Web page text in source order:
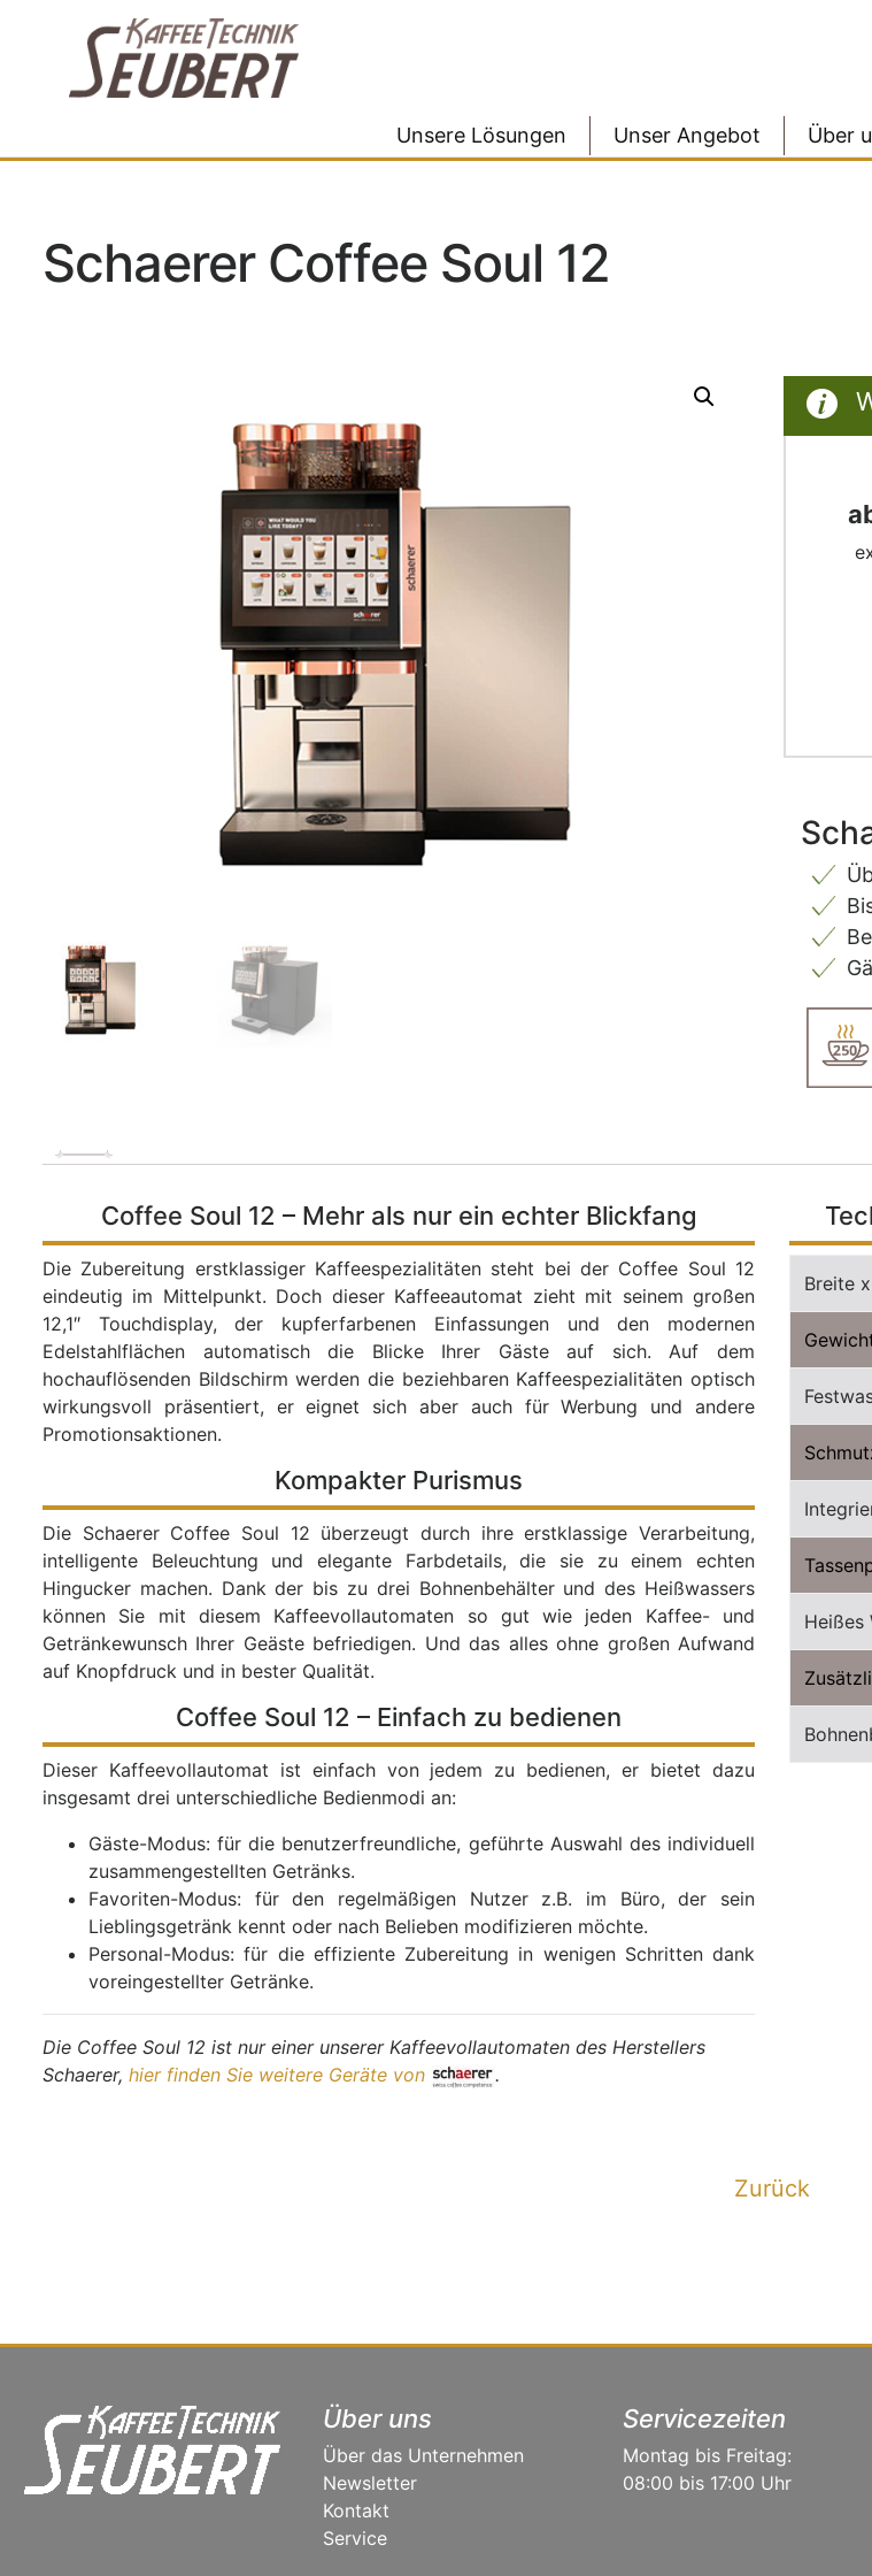
Unsere Lösungen Unser Angebot Über
Schaerer Coffee Soul 12
Coffee Soul 12 – Mehr als nur ein echter Blickfang
Die Zubereitung erstklassiger Kaffeespezialitäten steht bei der Coffee Soul 12
eindeutig im Mittelpunkt. Doch dieser Kaffeeautomat zieht mit seinem großen
12,1″ Touchdisplay, der kupferfarbenen Einfassungen und den modernen
Edelstahlflächen automatisch die Blicke Ihrer Gäste auf sich. Auf dem
hochauflösenden Bildschirm werden die beziehbaren Kaffeespezialitäten optisch
wirkungsvoll präsentiert, er eignet sich aber auch für Werbung und andere
Promotionsaktionen.
Kompakter Purismus
Die Schaerer Coffee Soul 12 überzeugt durch ihre erstklassige Verarbeitung,
intelligente Beleuchtung und elegante Farbdetails, die sie zu einem echten
Hingucker machen. Dank der bis zu drei Bohnenbehälter und des Heißwassers
können Sie mit diesem Kaffeevollautomaten so gut wie jeden Kaffee- und
Getränkewunsch Ihrer Geäste befriedigen. Und das alles ohne großen Aufwand
auf Knopfdruck und in bester Qualität.
Coffee Soul 12 – Einfach zu bedienen
Dieser Kaffeevollautomat ist einfach von jedem zu bedienen, er bietet dazu
insgesamt drei unterschiedliche Bedienmodi an:
Gäste-Modus: für die benutzerfreundliche, geführte Auswahl des individuell
zusammengestellten Getränks.
Favoriten-Modus: für den regelmäßigen Nutzer z.B. im Büro, der sein
Lieblingsgetränk kennt oder nach Belieben modifizieren möchte.
Personal-Modus: für die effiziente Zubereitung in wenigen Schritten dank
voreingestellter Getränke.
Die Coffee Soul 12 ist nur einer unserer Kaffeevollautomaten des Herstellers
Schaerer, hier finden Sie weitere Geräte von .
Breite
Heißes
Zurück
Über uns
Über das Unternehmen
Newsletter
Kontakt
Service
Servicezeiten
Montag bis Freitag:
08:00 bis 17:00 Uhr